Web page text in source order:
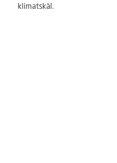
klimatskäl.